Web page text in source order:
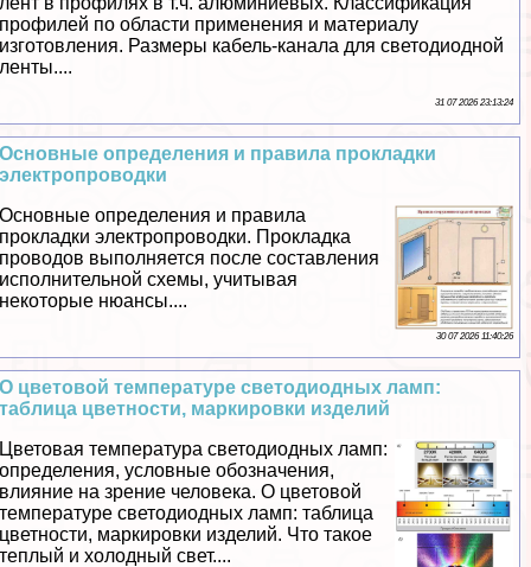
профилей по области применения и материалу
изготовления. Размеры кабель-канала для светодиодной
ленты....
31 07 2026 23:13:24
Основные определения и правила прокладки
электропроводки
Основные определения и правила
прокладки электропроводки. Прокладка
проводов выполняется после составления
исполнительной схемы, учитывая
некоторые нюансы....
30 07 2026 11:40:26
О цветовой температуре светодиодных ламп:
таблица цветности, маркировки изделий
Цветовая температура светодиодных ламп:
определения, условные обозначения,
влияние на зрение человека. О цветовой
температуре светодиодных ламп: таблица
цветности, маркировки изделий. Что такое
теплый и холодный свет....